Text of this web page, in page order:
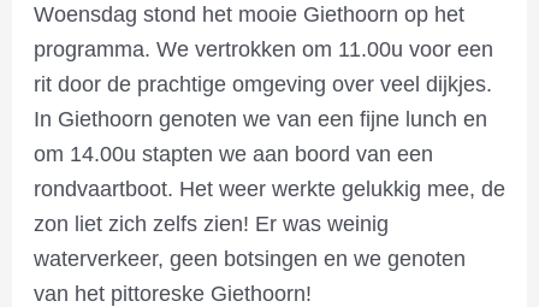
Woensdag stond het mooie Giethoorn op het
programma. We vertrokken om 11.00u voor een
rit door de prachtige omgeving over veel dijkjes.
In Giethoorn genoten we van een fijne lunch en
om 14.00u stapten we aan boord van een
rondvaartboot. Het weer werkte gelukkig mee, de
zon liet zich zelfs zien! Er was weinig
waterverkeer, geen botsingen en we genoten
van het pittoreske Giethoorn!